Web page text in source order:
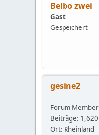
Belbo zwei
Gast
Gespeichert
gesine2
Forum Member
Beiträge: 1,620
Ort: Rheinland